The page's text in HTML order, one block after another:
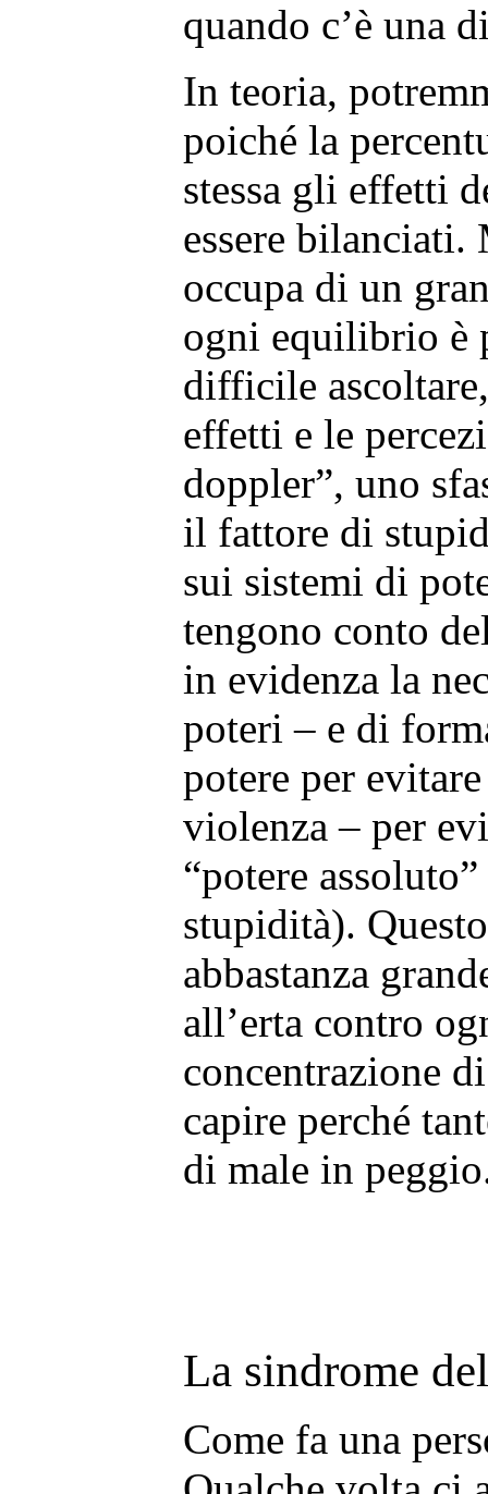
quando c’è una
In teoria,
poiché la
stessa gli effetti
essere bilanciati.
occupa di un
ogni equilibrio è
difficile
effetti e le
doppler”, uno
il fattore di
sui sistemi di
tengono conto
in evidenza la
poteri – e di
potere per
violenza – per
“potere
stupidità).
abbastanza
all’erta contro
concentrazione
capire perché
di male in
La sindrome
Come fa una